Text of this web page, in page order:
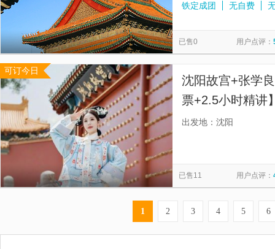
铁定成团
无自费
已售0 用户点评：
可订今日
沈阳故宫+张学
票+2.5小时精讲
+张氏帅府深度
出发地：沈阳
已售11 用户点评：
1 2 3 4 5 6